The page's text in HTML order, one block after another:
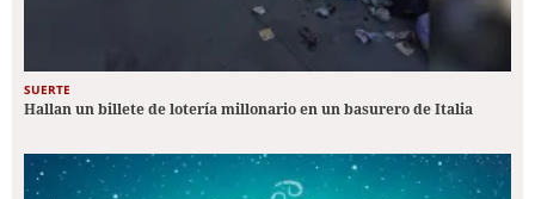
SUERTE
Hallan un billete de lotería millonario en un basurero de Italia